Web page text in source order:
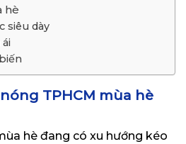
hè
siêu dày
TPHCM mùa hè
hè đang có xu hướng kéo